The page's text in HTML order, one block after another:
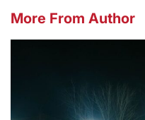
More From Author